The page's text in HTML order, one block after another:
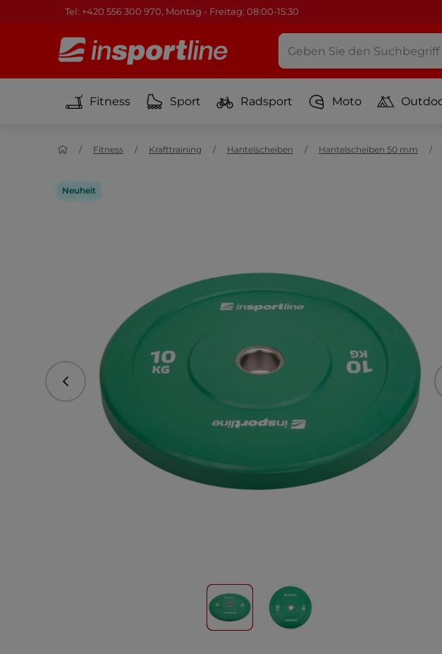
Tel: +420 556 300 970, Montag - Freitag: 08:00-15:30
Fitness Sport Radsport Moto
Fitness Krafttraining Hantelscheiben Hantelscheiben 50 mm
Neuheit
vorhergehend